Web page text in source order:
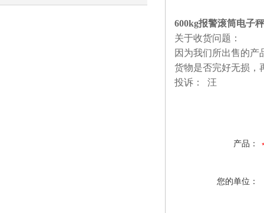
600kg报警滚筒电子
关于收货问题：
因为我们所出售的产
货物是否完好无损，
投诉： 汪
产品：
您的单位：